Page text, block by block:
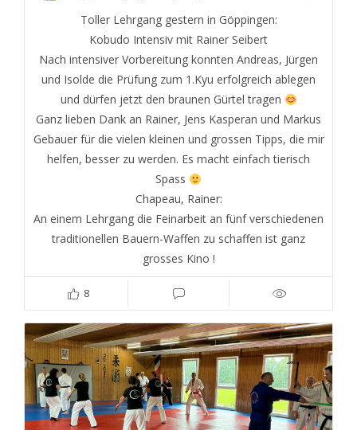
Toller Lehrgang gestern in Göppingen:
Kobudo Intensiv mit Rainer Seibert
Nach intensiver Vorbereitung konnten Andreas, Jürgen
und Isolde die Prüfung zum 1.Kyu erfolgreich ablegen
und dürfen jetzt den braunen Gürtel tragen
Ganz lieben Dank an Rainer, Jens Kasperan und Markus
Gebauer für die vielen kleinen und grossen Tipps, die mir
helfen, besser zu werden. Es macht einfach tierisch
Spass
Chapeau, Rainer:
An einem Lehrgang die Feinarbeit an fünf verschiedenen
traditionellen Bauern-Waffen zu schaffen ist ganz
grosses Kino !
8